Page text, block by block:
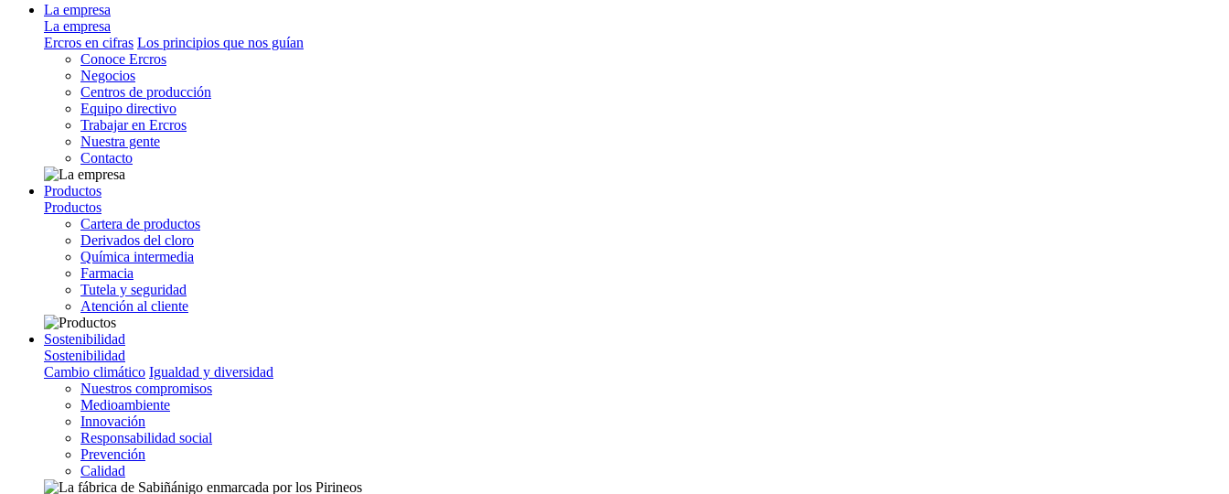
La empresa
La empresa
Ercros en cifras Los principios que nos guían
Conoce Ercros
Negocios
Centros de producción
Equipo directivo
Trabajar en Ercros
Nuestra gente
Contacto
Productos
Productos
Cartera de productos
Derivados del cloro
Química intermedia
Farmacia
Tutela y seguridad
Atención al cliente
Sostenibilidad
Sostenibilidad
Cambio climático Igualdad y diversidad
Nuestros compromisos
Medioambiente
Innovación
Responsabilidad social
Prevención
Calidad